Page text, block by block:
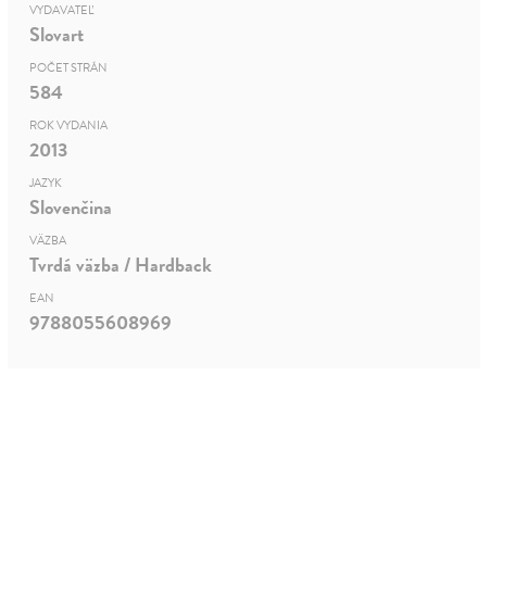
VYDAVATEĽ
Slovart
POČET STRÁN
584
ROK VYDANIA
2013
JAZYK
Slovenčina
VÄZBA
Tvrdá väzba / Hardback
EAN
9788055608969